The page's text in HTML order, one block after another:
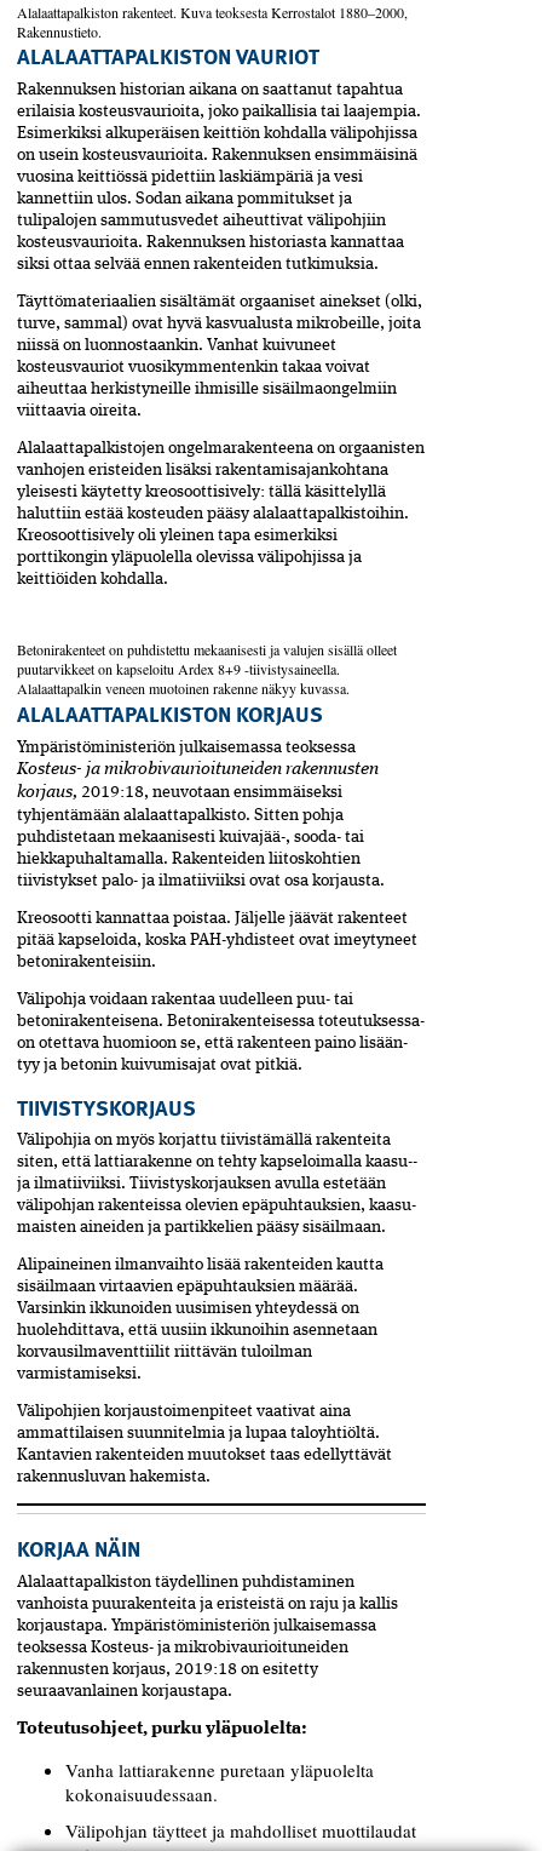
Alalaattapalkiston rakenteet. Kuva teoksesta Kerrostalot 1880–2000,
Rakennustieto.
ALALAATTAPALKISTON VAURIOT
Rakennuksen historian aikana on saattanut tapahtua
erilaisia kosteusvaurioita, joko paikallisia tai laajempia.
Esimerkiksi alkuperäisen keittiön kohdalla välipohjissa
on usein kosteusvaurioita. Rakennuksen ensimmäisinä
vuosina keittiössä pidettiin laskiämpäriä­ ja vesi
kannettiin ulos. Sodan aikana pommitukset ja
tulipalojen sammutusvedet aiheuttivat välipohjiin
kosteusvaurioita. Rakennuksen historiasta kannattaa
siksi ottaa selvää ennen rakenteiden tutkimuksia.
Täyttömateriaalien sisältämät orgaaniset ainekset­ (olki,
turve, sammal) ovat hyvä kasvualusta mikrobeille, joita
niissä on luonnostaankin. Vanhat kuivuneet
kosteusvauriot vuosikymmentenkin takaa voivat
aiheuttaa herkistyneille ihmisille sisäilmaongelmiin
viittaavia oireita.
Alalaattapalkistojen ongelmarakenteena on orgaanisten
vanhojen eristeiden lisäksi rakentamisajankohtana
yleisesti käytetty kreosoottisively: tällä käsittelyllä
haluttiin estää kosteuden pääsy alalaattapalkistoihin.
Kreosoottisively oli yleinen tapa esimerkiksi
porttikongin yläpuolella olevissa välipohjissa ja
keittiöiden kohdalla.
Betonirakenteet on puhdistettu mekaanisesti ja valujen sisällä olleet
puutarvikkeet on kapseloitu Ardex 8+9 -tiivistysaineella.
Alalaattapalkin veneen muotoinen rakenne näkyy kuvassa.
ALALAATTAPALKISTON KORJAUS
Ympäristöministeriön julkaisemassa teoksessa
Kosteus- ja mikrobivaurioituneiden rakennusten
korjaus, 2019:18, neuvotaan ensimmäiseksi
tyhjentämään alalaattapalkisto. Sitten pohja
puhdistetaan mekaanisesti kuivajää-, sooda- tai
hiekkapuhaltamalla. Rakenteiden liitoskohtien
tiivistykset palo- ja ilmatiiviiksi ovat osa korjausta.
Kreosootti kannattaa poistaa. Jäljelle jäävät rakenteet
pitää kapseloida, koska PAH-yhdisteet ovat imeytyneet
betonirakenteisiin.
Välipohja voidaan rakentaa uudelleen puu- tai
betonirakenteisena. Betonirakenteisessa toteutuksessa­
on otettava huomioon se, että rakenteen paino lisään­
tyy ja betonin kuivumisajat ovat pitkiä.
TIIVISTYSKORJAUS
Välipohjia on myös korjattu tiivistämällä rakenteita
siten, että lattiarakenne on tehty kapseloimalla kaasu-­
ja ilmatiiviiksi. Tiivistyskorjauksen avulla estetään
välipohjan rakenteissa olevien epäpuhtauksien,­ kaasu­­
maisten aineiden ja partikkelien pääsy sisä­ilmaan.
Alipaineinen ilmanvaihto lisää rakenteiden kautta
sisäilmaan virtaavien epäpuhtauksien määrää.
Varsinkin ikkunoiden uusimisen yhteydessä on
huolehdittava, että uusiin ikkunoihin asennetaan
korvausilmaventtiilit riittävän tuloilman
varmistamiseksi.
Välipohjien korjaustoimenpiteet vaativat aina
ammattilaisen suunnitelmia ja lupaa taloyhtiöltä.
Kantavien rakenteiden muutokset taas edellyttävät
rakennusluvan hakemista.
KORJAA NÄIN
Alalaattapalkiston täydellinen puhdistaminen
vanhoista puurakenteita ja eristeistä on raju ja kallis
korjaustapa. Ympäristöministeriön julkaisemassa
teoksessa Kosteus- ja mikrobivaurioituneiden
rakennusten korjaus, 2019:18 on esitetty
seuraavanlainen korjaustapa.
Toteutusohjeet, purku yläpuolelta:
Vanha lattiarakenne puretaan yläpuolelta
kokonaisuudessaan.
Välipohjan täytteet ja mahdolliset muottilaudat